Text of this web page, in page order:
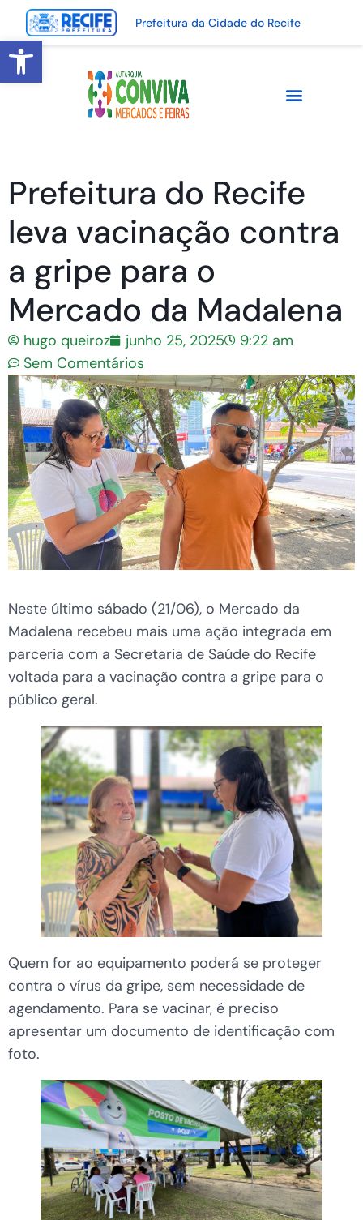
Abrir a barra de ferramentas
Prefeitura da Cidade do Recife
Prefeitura do Recife
leva vacinação contra
a gripe para o
Mercado da Madalena
hugo queiroz junho 25, 2025
9:22 am
Sem Comentários
Neste último sábado (21/06), o Mercado da
Madalena recebeu mais uma ação integrada em
parceria com a Secretaria de Saúde do Recife
voltada para a vacinação contra a gripe para o
público geral.
Quem for ao equipamento poderá se proteger
contra o vírus da gripe, sem necessidade de
agendamento. Para se vacinar, é preciso
apresentar um documento de identificação com
foto.